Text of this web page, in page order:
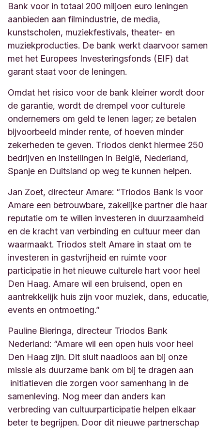
Bank voor in totaal 200 miljoen euro leningen
aanbieden aan filmindustrie, de media,
kunstscholen, muziekfestivals, theater- en
muziekproducties. De bank werkt daarvoor samen
met het Europees Investeringsfonds (EIF) dat
garant staat voor de leningen.
Omdat het risico voor de bank kleiner wordt door
de garantie, wordt de drempel voor culturele
ondernemers om geld te lenen lager; ze betalen
bijvoorbeeld minder rente, of hoeven minder
zekerheden te geven. Triodos denkt hiermee 250
bedrijven en instellingen in België, Nederland,
Spanje en Duitsland op weg te kunnen helpen.
Jan Zoet, directeur Amare: “Triodos Bank is voor
Amare een betrouwbare, zakelijke partner die haar
reputatie om te willen investeren in duurzaamheid
en de kracht van verbinding en cultuur meer dan
waarmaakt. Triodos stelt Amare in staat om te
investeren in gastvrijheid en ruimte voor
participatie in het nieuwe culturele hart voor heel
Den Haag. Amare wil een bruisend, open en
aantrekkelijk huis zijn voor muziek, dans, educatie,
events en ontmoeting.”
Pauline Bieringa, directeur Triodos Bank
Nederland: “Amare wil een open huis voor heel
Den Haag zijn. Dit sluit naadloos aan bij onze
missie als duurzame bank om bij te dragen aan
initiatieven die zorgen voor samenhang in de
samenleving. Nog meer dan anders kan
verbreding van cultuurparticipatie helpen elkaar
beter te begrijpen. Door dit nieuwe partnerschap